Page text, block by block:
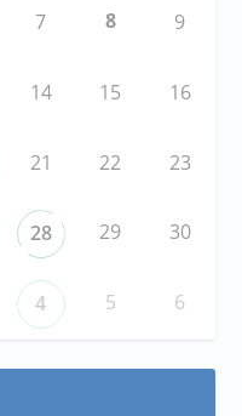
7 8 9
14 15 16
21 22 23
28 29 30
4 5 6